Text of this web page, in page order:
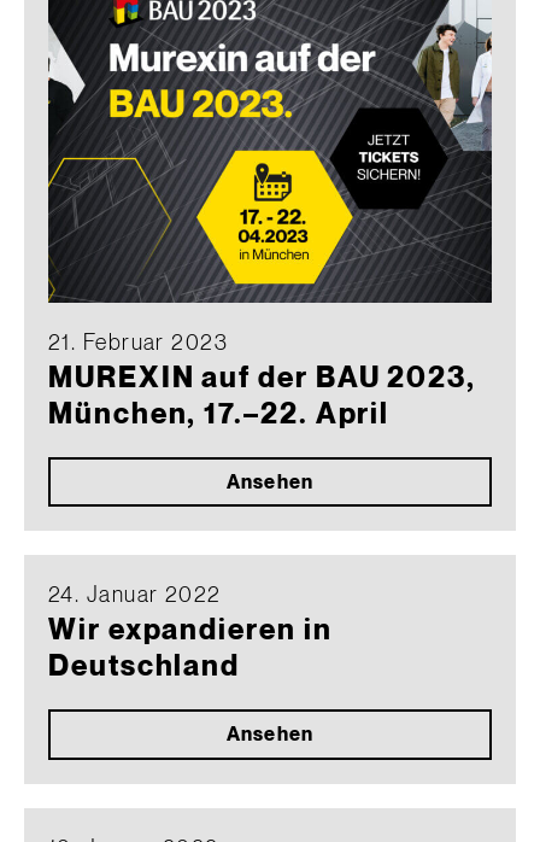
21. Februar 2023
MUREXIN auf der BAU 2023,
München, 17.–22. April
Ansehen
24. Januar 2022
Wir expandieren in
Deutschland
Ansehen